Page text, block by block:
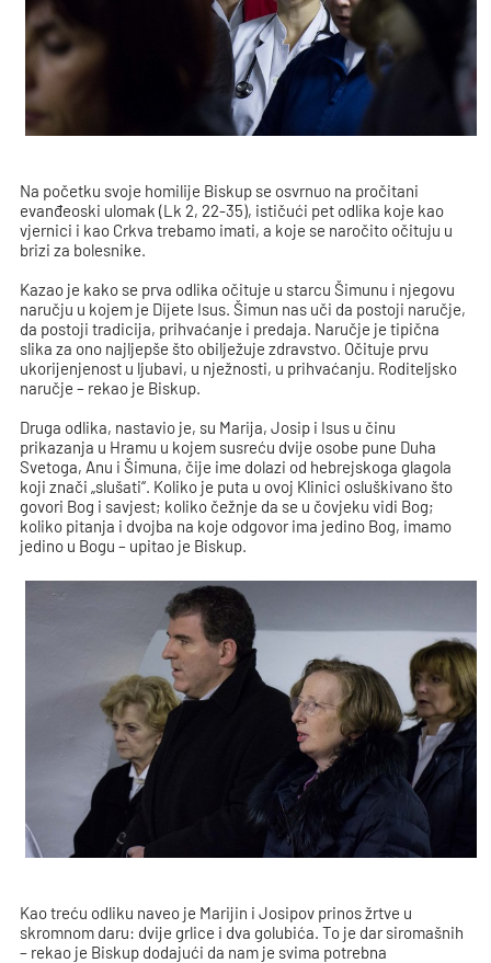
Na početku svoje homilije Biskup se osvrnuo na pročitani
evanđeoski ulomak (Lk 2, 22-35), ističući pet odlika koje kao
vjernici i kao Crkva trebamo imati, a koje se naročito očituju u
brizi za bolesnike.
Kazao je kako se prva odlika očituje u starcu Šimunu i njegovu
naručju u kojem je Dijete Isus. Šimun nas uči da postoji naručje,
da postoji tradicija, prihvaćanje i predaja. Naručje je tipična
slika za ono najljepše što obilježuje zdravstvo. Očituje prvu
ukorijenjenost u ljubavi, u nježnosti, u prihvaćanju. Roditeljsko
naručje – rekao je Biskup.
Druga odlika, nastavio je, su Marija, Josip i Isus u činu
prikazanja u Hramu u kojem susreću dvije osobe pune Duha
Svetoga, Anu i Šimuna, čije ime dolazi od hebrejskoga glagola
koji znači „slušati“. Koliko je puta u ovoj Klinici osluškivano što
govori Bog i savjest; koliko čežnje da se u čovjeku vidi Bog;
koliko pitanja i dvojba na koje odgovor ima jedino Bog, imamo
jedino u Bogu – upitao je Biskup.
Kao treću odliku naveo je Marijin i Josipov prinos žrtve u
skromnom daru: dvije grlice i dva golubića. To je dar siromašnih
– rekao je Biskup dodajući da nam je svima potrebna